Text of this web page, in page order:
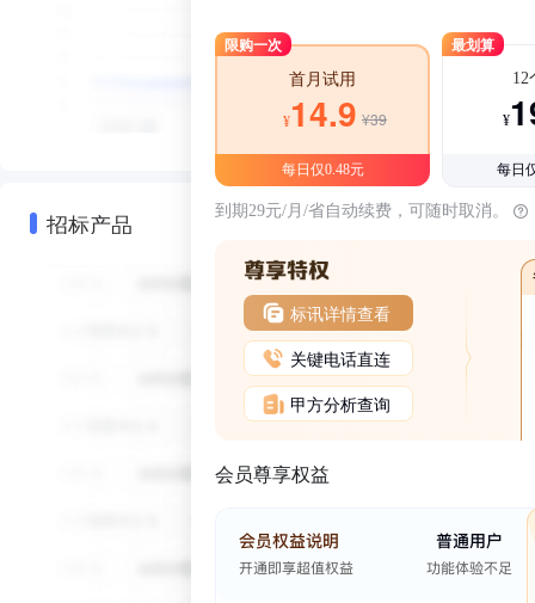
招标产品
限购一次
首月试用
¥14.9 ¥39
每日仅0.48元
最划算
12
¥
每日
到期29元/月/省自动续费，可随时取消。
标讯详情查看
关键电话直连
甲方分析查询
会员尊享权益